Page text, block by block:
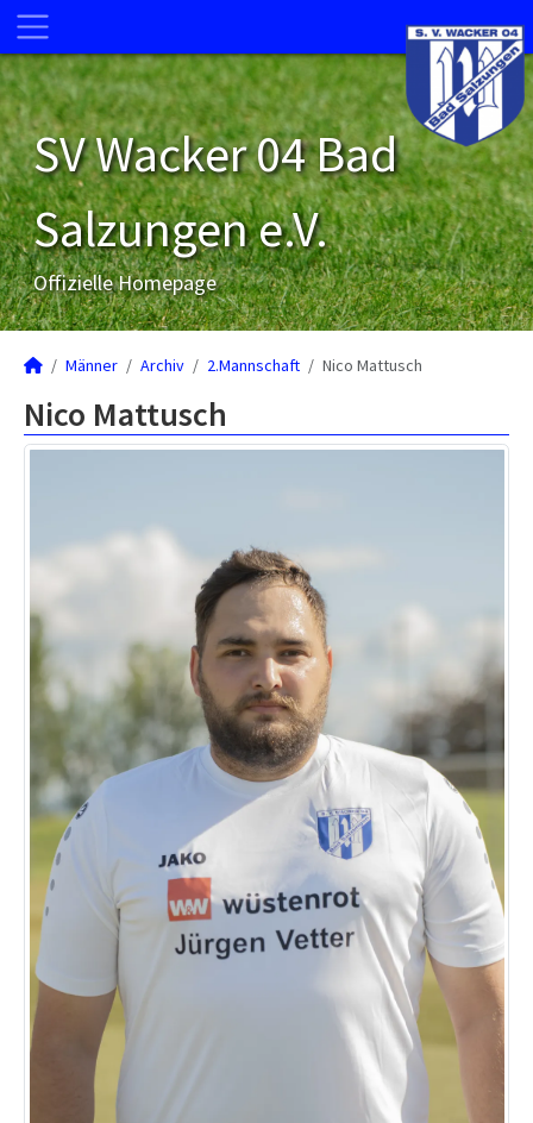
SV Wacker 04 Bad
Salzungen e.V.
Offizielle Homepage
Männer Archiv 2.Mannschaft Nico Mattusch
Nico Mattusch